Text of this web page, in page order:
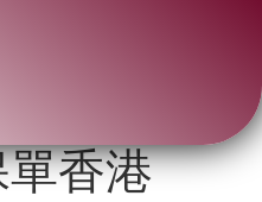
香港